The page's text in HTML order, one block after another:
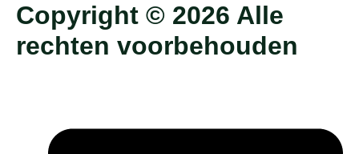
Copyright © 2026 Alle
rechten voorbehouden